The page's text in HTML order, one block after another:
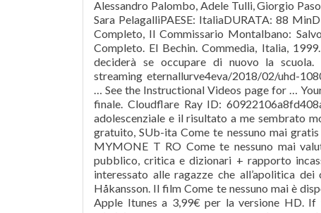
Alessandro Palombo, Adele Tulli, Giorgio
Sara PelagalliPAESE: ItaliaDURATA: 88
Completo, Il Commissario Montalbano:
Completo. El Bechin. Commedia, Italia,
deciderà se occupare di nuovo la scuola.
streaming eternallurve4eva/2018/02/uhd-
… See the Instructional Videos page for …
finale. Cloudflare Ray ID:
adolescenziale e il risultato a me sembrato
gratuito, SUb-ita Come te nessuno mai
MYMONE T RO Come te nessuno mai
pubblico, critica e dizionari + rapporto
interessato alle ragazze che all’apolitica
Håkansson. Il film Come te nessuno mai è
Apple Itunes a 3,99€ per la versione HD.